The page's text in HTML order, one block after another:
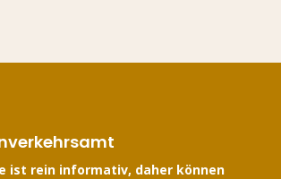
ist rein informativ, daher können